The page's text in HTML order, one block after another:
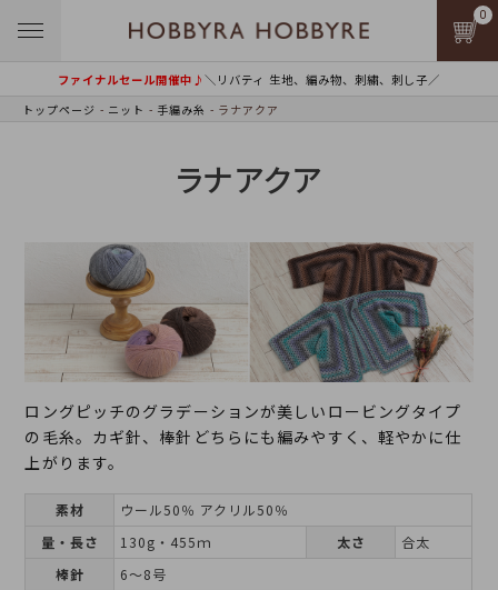
ファイナルセール開催中♪＼リバティ 生地、編み物、刺繍、刺し子／
0
トップページ ニット 手編み糸 ラナアクア
ラナアクア
ロングピッチのグラデーションが美しいロービングタイプ
の毛糸。カギ針、棒針どちらにも編みやすく、軽やかに仕
上がります。
素材
ウール50％ アクリル50％
量・長さ
130g・455ｍ 太さ
合太
棒針
6～8号